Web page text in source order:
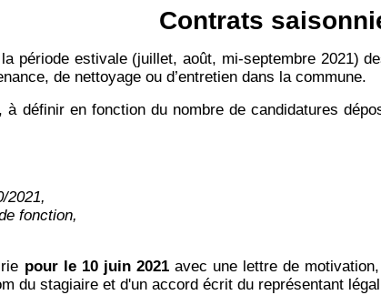
Contrats
période estivale (juillet, août, mi-septembre 2021)
de nettoyage ou d’entretien dans la commune.
définir en fonction du nombre de candidatures
2021,
fonction,
pour le 10 juin 2021avec une lettre de
du stagiaire et d'un accord écrit du représentant